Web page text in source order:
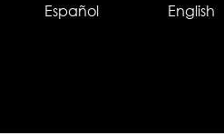
Español English